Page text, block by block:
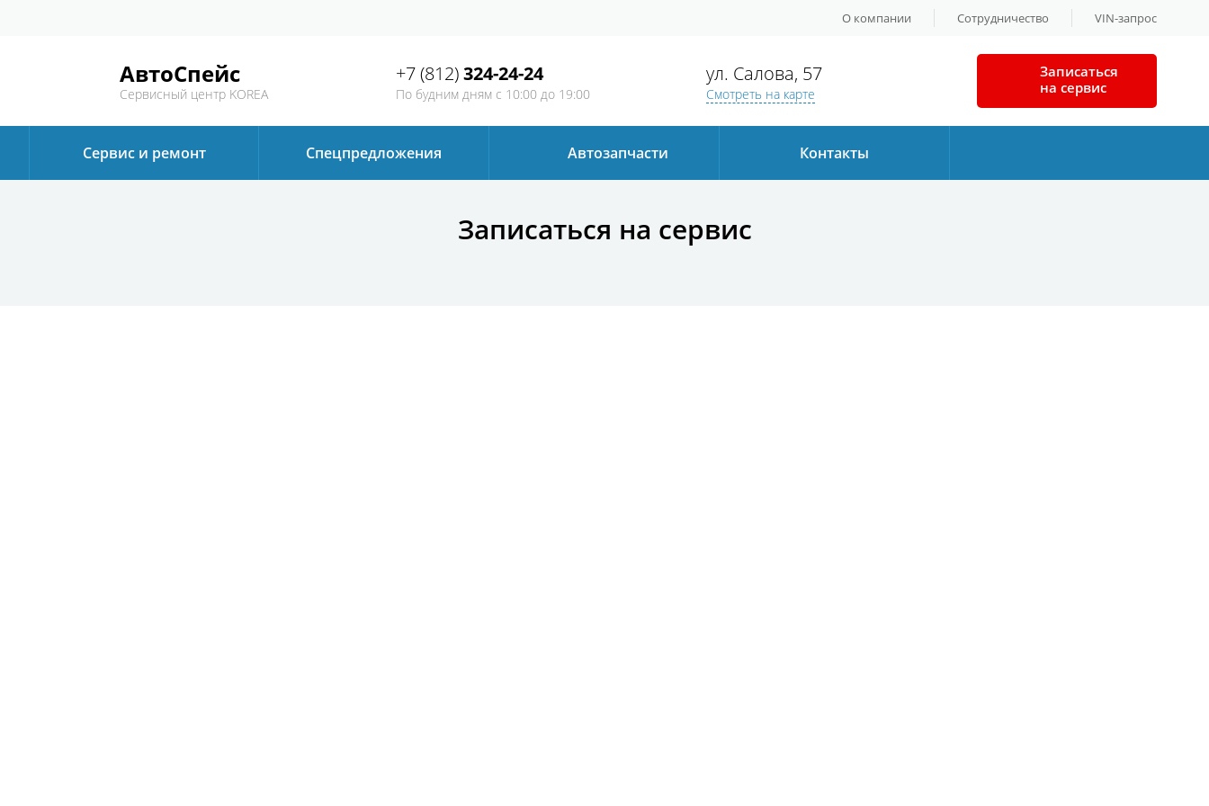
О компании Сотрудничество VIN-запрос
АвтоСпейс
Сервисный центр KOREA
+7 (812)324-24-24
По будним днямс 10:00 до 19:00
ул. Салова, 57
Смотреть на карте
Записаться
на сервис
Сервис и ремонт Спецпредложения Автозапчаcти Контакты
Записаться на сервис